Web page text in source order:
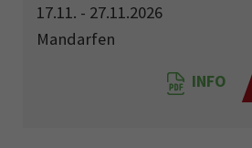
17.11. - 27.11.2026
Mandarfen
INFO